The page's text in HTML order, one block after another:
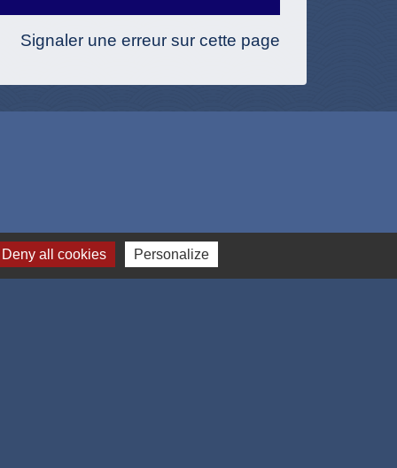
Signaler une erreur sur cette page
Deny all cookies Personalize